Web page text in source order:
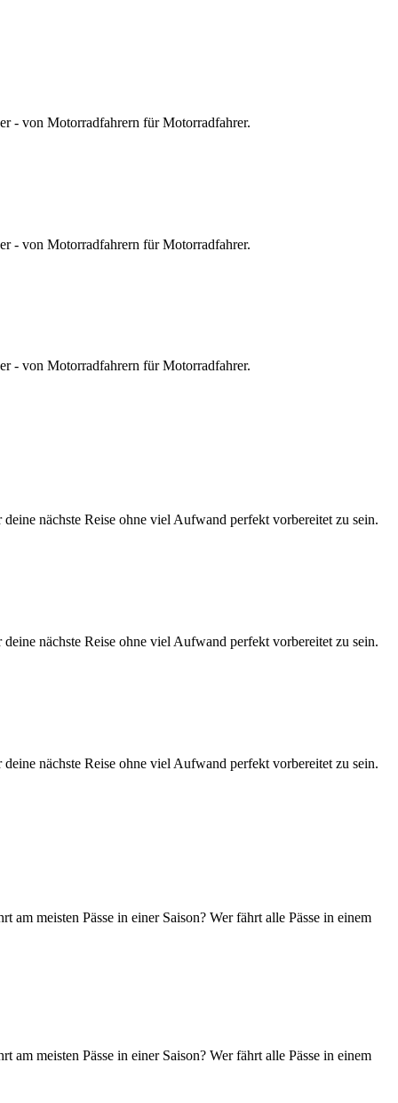
- von Motorradfahrern für Motorradfahrer.
- von Motorradfahrern für Motorradfahrer.
- von Motorradfahrern für Motorradfahrer.
nächste Reise ohne viel Aufwand perfekt vorbereitet zu sein.
nächste Reise ohne viel Aufwand perfekt vorbereitet zu sein.
nächste Reise ohne viel Aufwand perfekt vorbereitet zu sein.
meisten Pässe in einer Saison? Wer fährt alle Pässe in einem
meisten Pässe in einer Saison? Wer fährt alle Pässe in einem